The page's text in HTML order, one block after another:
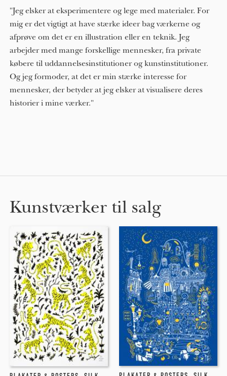
"Jeg elsker at eksperimentere og lege med materialer. For
mig er det vigtigt at have stærke ideer bag værkerne og
afprøve om det er en illustration eller en teknik. Jeg
arbejder med mange forskellige mennesker, fra private
købere til uddannelsesinstitutioner og kunstinstitutioner.
Og jeg formoder, at det er min stærke interesse for
mennesker, der betyder at jeg elsker at visualisere deres
historier i mine værker."
Kunstværker til salg